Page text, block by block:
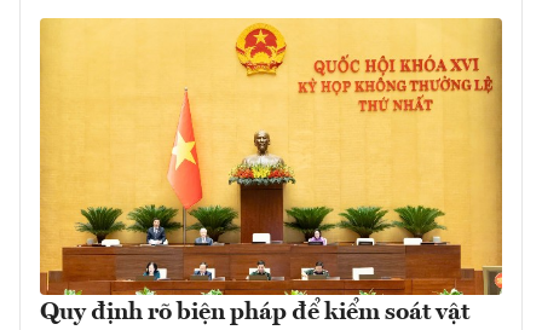
Quy định rõ biện pháp để kiểm soát vật